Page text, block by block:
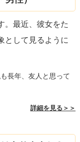
。最近、彼女をた
として見るように
長年、友人と思って
詳細を見る＞＞